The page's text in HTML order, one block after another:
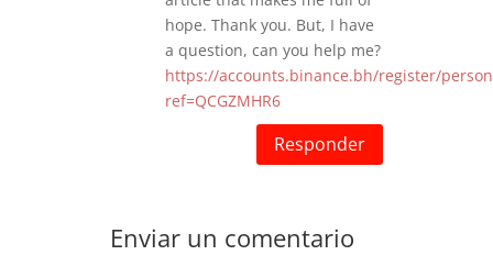
hope. Thank you. But, I have
a question, can you help me?
https://accounts.binance.bh/register/
ref=QCGZMHR6
Responder
Enviar un comentario